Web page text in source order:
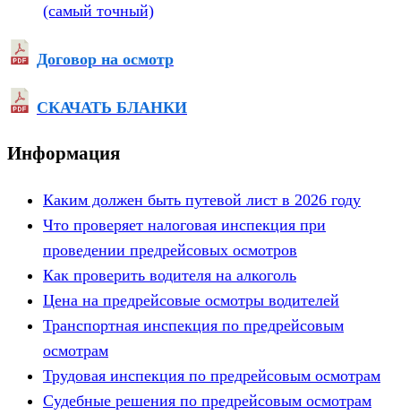
(самый точный)
Договор на осмотр
СКАЧАТЬ БЛАНКИ
Информация
Каким должен быть путевой лист в 2026 году
Что проверяет налоговая инспекция при
проведении предрейсовых осмотров
Как проверить водителя на алкоголь
Цена на предрейсовые осмотры водителей
Транспортная инспекция по предрейсовым
осмотрам
Трудовая инспекция по предрейсовым осмотрам
Судебные решения по предрейсовым осмотрам